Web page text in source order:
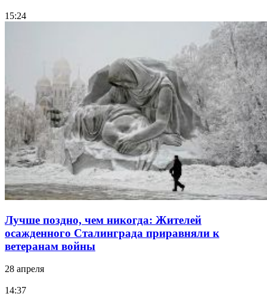
15:24
Лучше поздно, чем никогда: Жителей
осажденного Сталинграда приравняли к
ветеранам войны
28 апреля
14:37